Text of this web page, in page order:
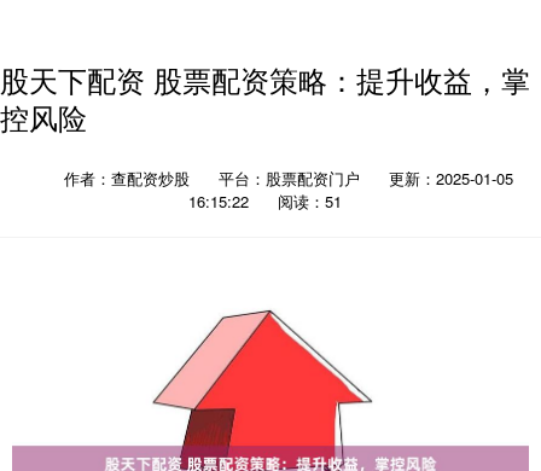
股天下配资 股票配资策略：提升收益，掌
控风险
作者：查配资炒股 平台：股票配资门户
更新：2025-01-05
16:15:22
阅读：51